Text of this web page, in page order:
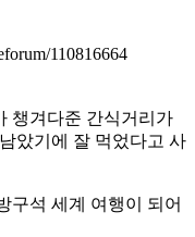
110816664
챙겨다준 간식거리가
았기에 잘 먹었다고 사
구석 세계 여행이 되어